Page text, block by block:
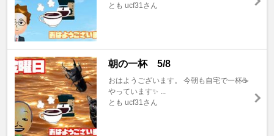
とも ucf31さん
朝の一杯 5/8
おはようございます。 今朝も自宅で一杯☕️
やっています✨ ...
とも ucf31さん